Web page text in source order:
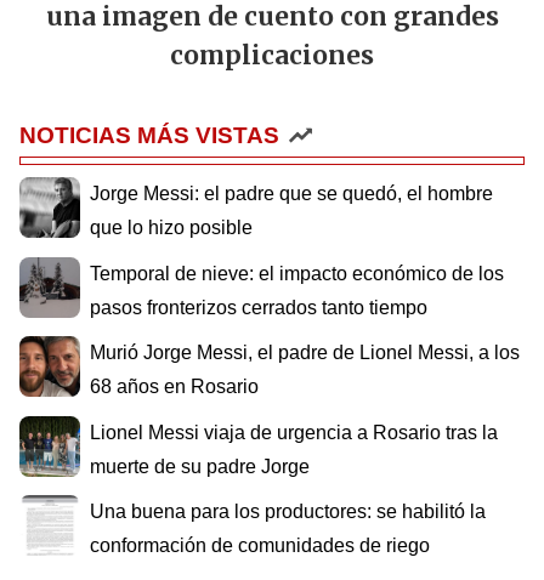
una imagen de cuento con grandes
complicaciones
NOTICIAS MÁS VISTAS
Jorge Messi: el padre que se quedó, el hombre
que lo hizo posible
Temporal de nieve: el impacto económico de los
pasos fronterizos cerrados tanto tiempo
Murió Jorge Messi, el padre de Lionel Messi, a los
68 años en Rosario
Lionel Messi viaja de urgencia a Rosario tras la
muerte de su padre Jorge
Una buena para los productores: se habilitó la
conformación de comunidades de riego